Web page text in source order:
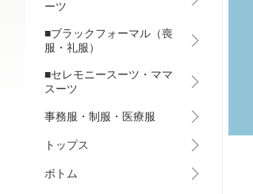
ーツ
■ブラックフォーマル（喪
服・礼服）
■セレモニースーツ・ママ
スーツ
事務服・制服・医療服
トップス
ボトム